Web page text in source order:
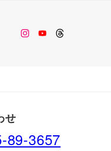
Instagram
YoutubeThreads
せ
89-3657